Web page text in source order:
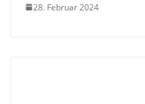
28. Februar 2024